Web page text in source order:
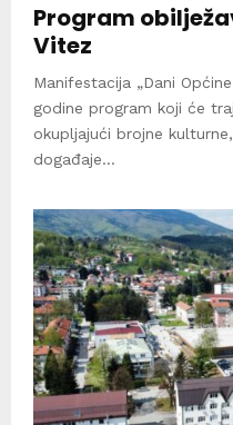
Program
Vitez
Manifestacija „Dani
godine program koji će
okupljajući brojne
događaje...